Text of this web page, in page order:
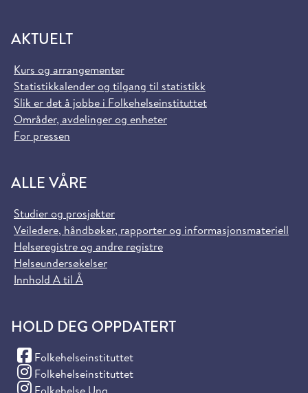
AKTUELT
Kurs og arrangementer
Statistikkalender og tilgang til statistikk
Slik er det å jobbe i Folkehelseinstituttet
Områder, avdelinger og enheter
For pressen
ALLE VÅRE
Studier og prosjekter
Veiledere, håndbøker, rapporter og informasjonsmateriell
Helseregistre og andre registre
Helseundersøkelser
Innhold A til Å
HOLD DEG OPPDATERT
Folkehelseinstituttet
(Facebook)
Folkehelseinstituttet
(Instagram)
(Instagram)